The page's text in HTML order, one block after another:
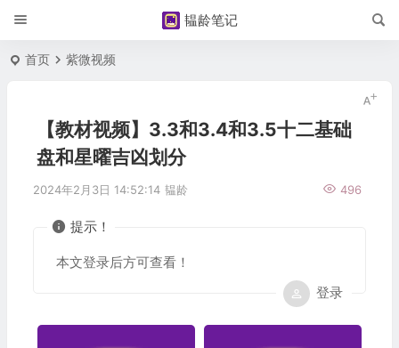
韫龄笔记
首页 紫微视频
【教材视频】3.3和3.4和3.5十二基础
盘和星曜吉凶划分
2024年2月3日 14:52:14 韫龄 496
提示！
本文登录后方可查看！
登录